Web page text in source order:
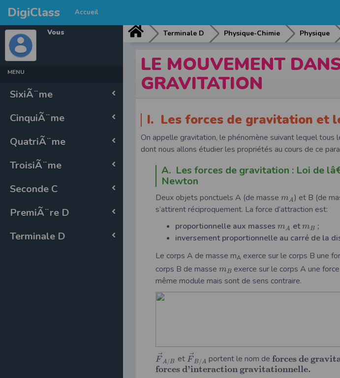
DigiClass Accueil
Vous
MENU
SixiÃ¨me
CinquiÃ¨me
QuatriÃ¨me
TroisiÃ¨me
Seconde C
PremiÃ¨re D
Terminale D
Terminale D Physique-Chimie Physique
LE MOUVEMENT
GRAVITATION
I. Les forces de gravitation et
On appelle gravitation, le phénomène suivant lequel tous
dont nous allons étudier les propriétés au cours de ce
A. Les forces de gravitation : Loi de
Newton
Deux objets ponctuels A (de masse mA) et B (de
s’attirent réciproquement. La force d’attraction est:
proportionnelle aux masses mA etmB ;
inversement proportionnelle au carré de la
Le corps A de masse mA exerce sur le corps B une
corps B de masse mB exerce sur le corps A une force
même module mais sont de sens contraire.
F A/B et F B/A portent le nom deforces de gravit
forcesd’interaction gravitationnelle.